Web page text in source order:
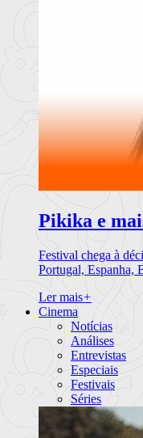
Pikika e
Festival chega à
Portugal, Espanha,
Ler mais+
Cinema
Notícias
Análises
Entrevistas
Especiais
Festivais
Séries